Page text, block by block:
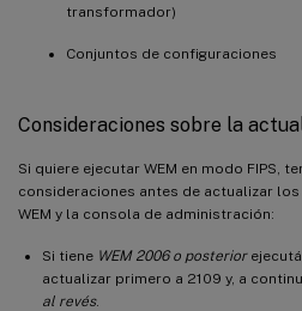
transformador)
Conjuntos de configuraciones
Consideraciones sobre la
Si quiere ejecutar WEM en modo FIPS,
consideraciones antes de actualizar
WEM y la consola de administración:
Si tiene WEM 2006 o posterior
actualizar primero a 2109 y, a
al revés.